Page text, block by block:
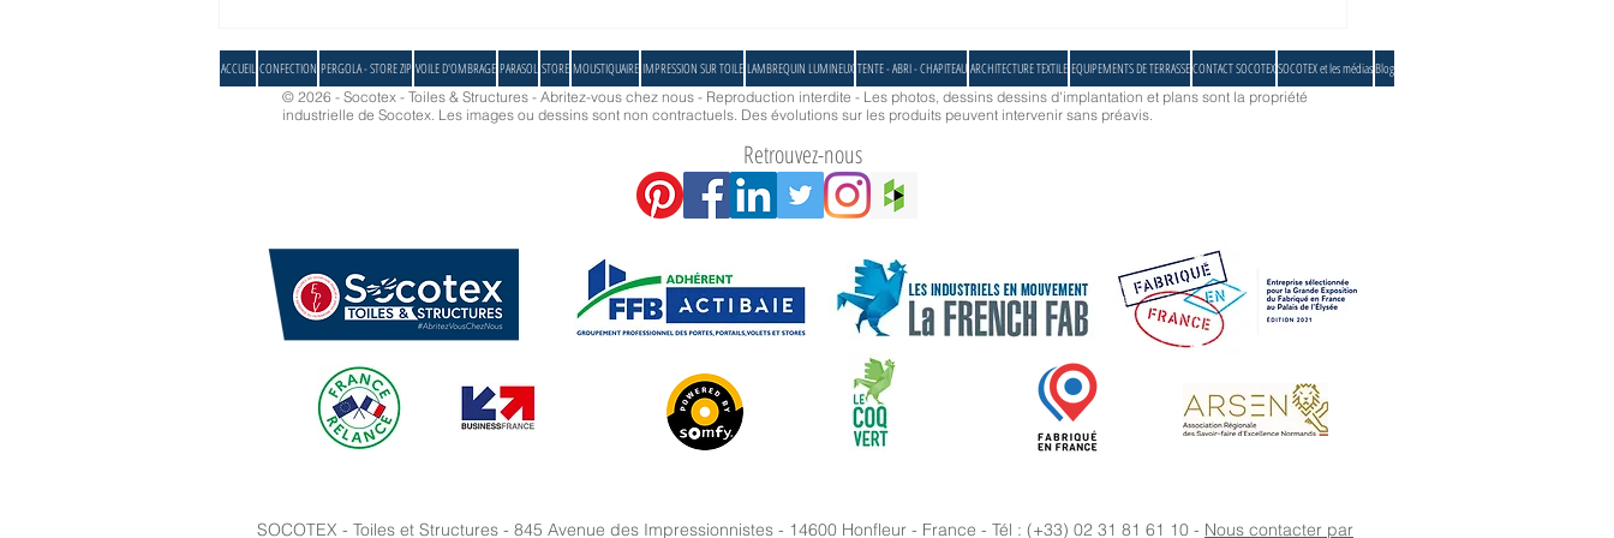
acrylique de Dickson
terrasse du Bistrot Alexandre III
ACCUEIL CONFECTION PERGOLA - STORE ZIP VOILE D'OMBRAGE PARASOL STORE MOUSTIQUAIRE IMPRESSION SUR TOILE LAMBREQUIN LUMINEUX TENTE - ABRI - CHAPITEAU ARCHITECTURE TEXTILE EQUIPEMENTS DE TERRASSECONTACT SOCOTEXSOCOTEX et les médiasBlog
© 2026 - Socotex - Toiles & Structures - Abritez-vous chez nous - Reproduction interdite - Les photos, dessins dessins d'implantation et plans sont la propriété
industrielle de Socotex. Les images ou dessins sont non contractuels. Des évolutions sur les produits peuvent intervenir sans préavis.
Retrouvez-nous
SOCOTEX - Toiles et Structures - 845 Avenue des Impressionnistes - 14600 Honfleur - France - Tél : (+33) 02 31 81 61 10 - Nous contacter par